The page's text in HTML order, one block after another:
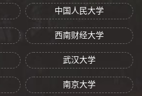
中国人民大学
西南财经大学
武汉大学
南京大学